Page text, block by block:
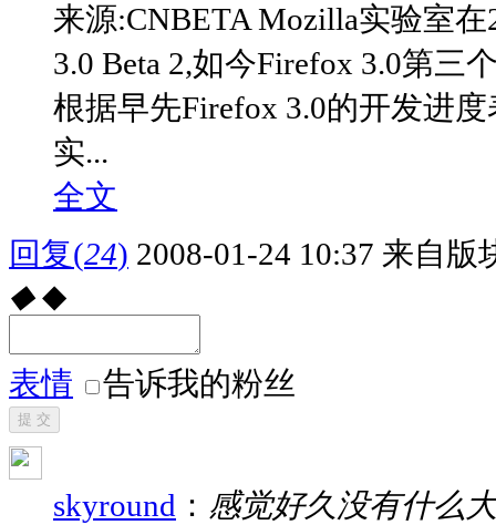
来源:CNBETA Mozilla实验室
3.0 Beta 2,如今Firefox 3.0第
根据早先Firefox 3.0的开发进
实...
全文
回复(24) 2008-01-24 10:37 来自版
◆ ◆
表情 告诉我的粉丝
提 交
skyround ： 感觉好久没有什么